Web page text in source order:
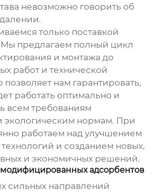
невозможно говорить об
только поставкой
предлагаем полный цикл
и монтажа до
работ и технической
нам гарантировать,
работать оптимально и
всем требованиям
экологическим нормам. При
работаем над улучшением
и созданием новых,
и экономичных решений.
адсорбентов
сильных направлений